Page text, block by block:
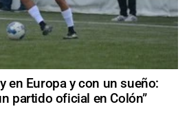
en Europa y con un sueño:
partido oficial en Colón”